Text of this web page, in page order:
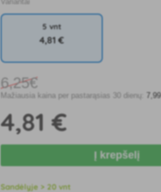
5 vnt
4,81 €
6,25€
Mažiausia kaina per pastarąsias 30 dienų: 7
4,81 €
Į krepšelį
Sandėlyje > 20 vnt